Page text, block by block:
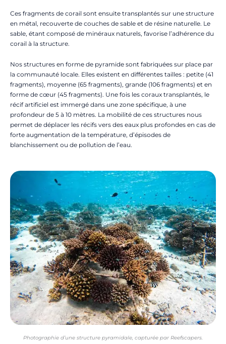
Ces fragments de corail sont ensuite transplantés sur une structure
en métal, recouverte de couches de sable et de résine naturelle. Le
sable, étant composé de minéraux naturels, favorise l’adhérence du
corail à la structure.
Nos structures en forme de pyramide sont fabriquées sur place par
la communauté locale. Elles existent en différentes tailles : petite (41
fragments), moyenne (65 fragments), grande (106 fragments) et en
forme de cœur (45 fragments). Une fois les coraux transplantés, le
récif artificiel est immergé dans une zone spécifique, à une
profondeur de 5 à 10 mètres. La mobilité de ces structures nous
permet de déplacer les récifs vers des eaux plus profondes en cas de
forte augmentation de la température, d’épisodes de
blanchissement ou de pollution de l’eau.
Photographie d’une structure pyramidale, capturée par Reefscapers.